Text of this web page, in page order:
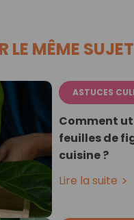
LE MÊME SUJET
ASTUCES
Comment
feuilles de
cuisine ?
Lire la suite